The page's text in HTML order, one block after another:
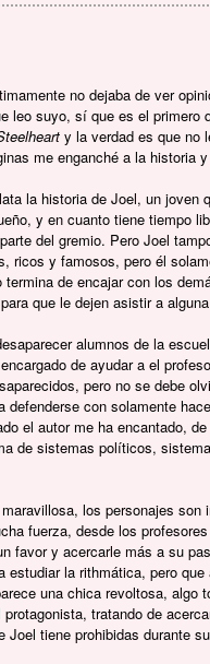
no dejaba de ver
leo suyo, sí que es el primero
y la verdad es que no
me enganché a la historia
la historia de Joel, un
y en cuanto tiene tiempo
del gremio. Pero Joel
ricos y famosos, pero él
de encajar con los
que le dejen asistir a
alumnos de la
de ayudar a el
pero no se debe
defenderse con solamente
el autor me ha encantado,
de sistemas políticos,
los personajes
fuerza, desde los
favor y acercarle más a su
la rithmática, pero
una chica revoltosa,
tratando de
tiene prohibidas durante